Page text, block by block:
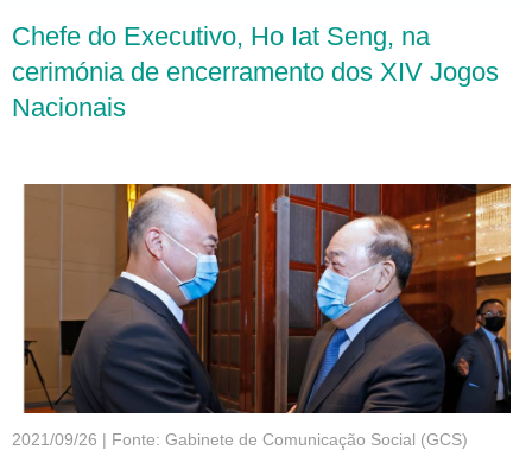
Chefe do Executivo, Ho Iat Seng, na
cerimónia de encerramento dos XIV Jogos
Nacionais
2021/09/26 | Fonte: Gabinete de Comunicação Social (GCS)